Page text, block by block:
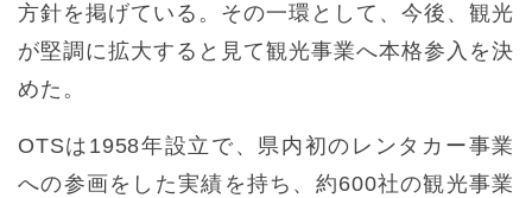
方針を掲げている。その一環として、今後、観光
が堅調に拡大すると見て観光事業へ本格参入を決
めた。
OTSは1958年設立で、県内初のレンタカー事業
への参画をした実績を持ち、約600社の観光事業